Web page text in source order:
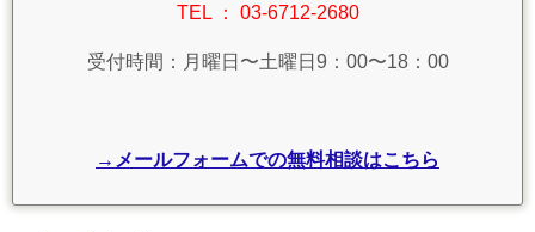
TEL ： 03-6712-2680
受付時間：月曜日〜土曜日9：00〜18：00
→メールフォームでの無料相談はこちら